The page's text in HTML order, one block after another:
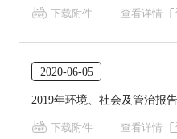
下载附件 查看详情
2020-06-05
2019年环境、社会及管治报告
下载附件 查看详情